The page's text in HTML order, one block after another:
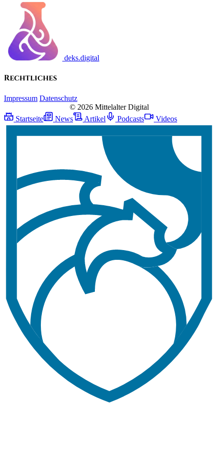
deks.digital
Rechtliches
Impressum Datenschutz
© 2026 Mittelalter Digital
Startseite
News Artikel Podcasts Videos